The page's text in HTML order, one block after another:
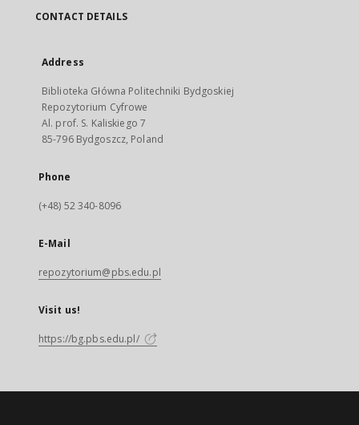
CONTACT DETAILS
Address
Biblioteka Główna Politechniki Bydgoskiej
Repozytorium Cyfrowe
Al. prof. S. Kaliskiego 7
85-796 Bydgoszcz, Poland
Phone
(+48) 52 340-8096
E-Mail
repozytorium@pbs.edu.pl
Visit us!
https://bg.pbs.edu.pl/